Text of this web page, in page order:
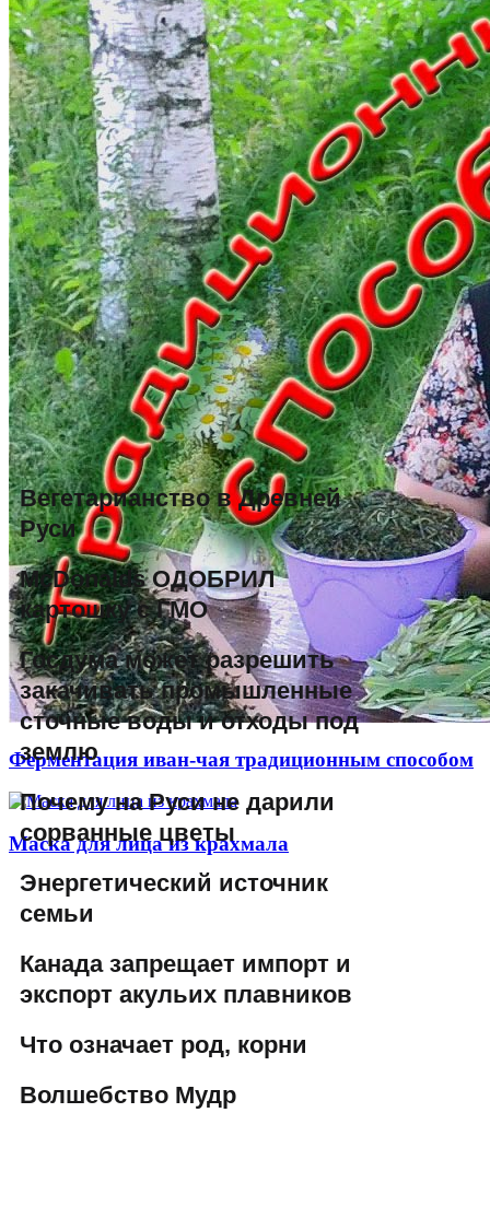
Вегетарианство в Древней
Руси
McDonalds ОДОБРИЛ
картошку с ГМО
Госдума может разрешить
закачивать промышленные
сточные воды и отходы под
землю
Почему на Руси не дарили
сорванные цветы
Энергетический источник
семьи
Канада запрещает импорт и
экспорт акульих плавников
Что означает род, корни
Волшебство Мудр
Ферментация иван-чая традиционным способом
Маска для лица из крахмала